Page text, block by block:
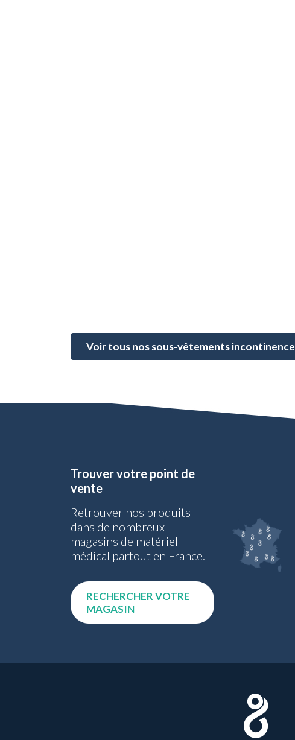
Voir tous nos sous-vêtements incontinence
Trouver votre point de
vente
Retrouver nos produits
dans de nombreux
magasins de matériel
médical partout en France.
RECHERCHER VOTRE
MAGASIN